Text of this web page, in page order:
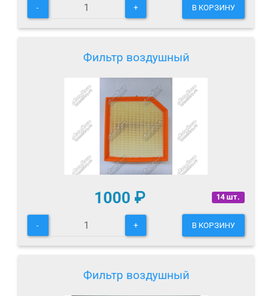
- + В КОРЗИНУ
Фильтр воздушный
14 шт.
1000 ₽
- + В КОРЗИНУ
Фильтр воздушный